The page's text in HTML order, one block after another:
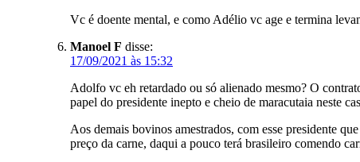
Vc é doente mental, e como Adélio vc age e termina
Manoel F disse:
17/09/2021 às 15:32
Adolfo vc eh retardado ou só alienado mesmo? O
papel do presidente inepto e cheio de maracutaia neste
Aos demais bovinos amestrados, com esse presidente
preço da carne, daqui a pouco terá brasileiro comendo